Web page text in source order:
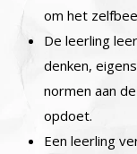
om het
De leerling
denken,
normen aan
opdoet.
Een leerling